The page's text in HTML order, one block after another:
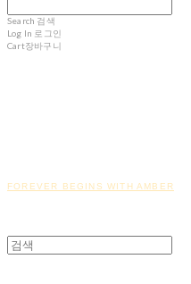
Search 검색
Log In 로그인
Cart장바구니
FOREVER BEGINS WITH AMBER